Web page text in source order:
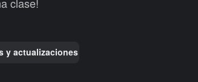
y actualizaciones